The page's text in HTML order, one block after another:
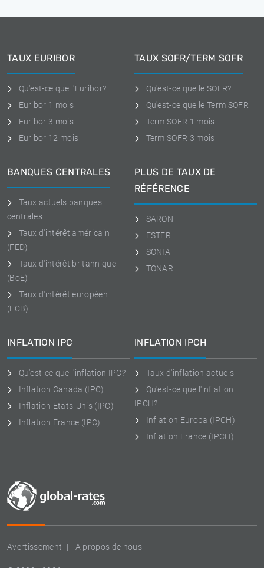
Avertissement A propos de nous
TAUX EURIBOR
Qu'est-ce que l'Euribor?
Euribor 1 mois
Euribor 3 mois
Euribor 12 mois
TAUX SOFR/TERM SOFR
Qu'est-ce que le SOFR?
Qu'est-ce que le Term SOFR
Term SOFR 1 mois
Term SOFR 3 mois
BANQUES CENTRALES
Taux actuels banques
centrales
Taux d'intérêt américain
(FED)
Taux d'intérêt britannique
(BoE)
Taux d'intérêt européen
(ECB)
PLUS DE TAUX DE
RÉFÉRENCE
SARON
ESTER
SONIA
TONAR
INFLATION IPC
Qu'est-ce que l'inflation IPC?
Inflation Canada (IPC)
Inflation Etats-Unis (IPC)
Inflation France (IPC)
INFLATION IPCH
Taux d'inflation actuels
Qu'est-ce que l'inflation
IPCH?
Inflation Europa (IPCH)
Inflation France (IPCH)